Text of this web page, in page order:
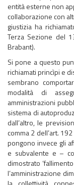
entità esterne non
collaborazione con
giustizia ha
Terza Sezione del
Brabant).
Si pone a questo
richiamati princìpi e
sembrano
modalità di
amministrazioni
sistema di
dall’altro, le
comma 2 dell’art.
pongono invece gli
e subvalente e –
dimostrato
l’amministrazione